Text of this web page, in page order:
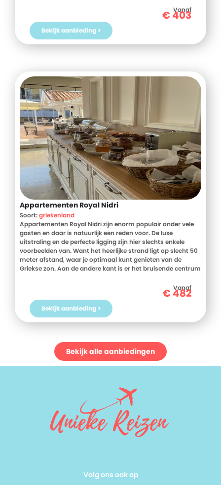
Vanaf
€403
Bekijk aanbieding >
Appartementen Royal Nidri
Soort:griekenland
Appartementen Royal Nidri zijn enorm populair onder vele
gasten en daar is natuurlijk een reden voor. De luxe
uitstraling en de perfecte ligging zijn hier slechts enkele
voorbeelden van. Want het heerlijke strand ligt op slecht 50
meter afstand, waar je optimaal kunt genieten van de
Griekse zon. Aan de andere kant is er het bruisende centrum
Hier verblijf je dus op een heerlijke rustige locatie, terwijl de
gezellige drukte altijd om de hoek gluurt. Het beste van twee
werelden dus. Het zwembad is heerlijk voor wat afkoeling en
de naastgelegen poolbar is regelmatig het decor van een
gezellige (georganiseerde) avond. De moderne kamers zijn
heb je een prachtig uitzicht over het zwembad of de
omgeving. Dit is zoals een vakantie hoort te zijn.
Vanaf
€482
Bekijk aanbieding >
Bekijk alle aanbiedingen
Volg ons ook op